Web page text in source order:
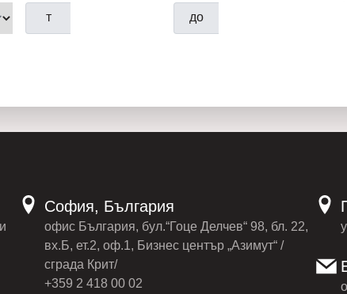
т до
София, България
офис България, бул.“Гоце Делчев“ 98, бл. 22,
вх.Б, ет.2, оф.1, Бизнес център „Азимут“ /
сграда Крит/
+359 2 418 00 02